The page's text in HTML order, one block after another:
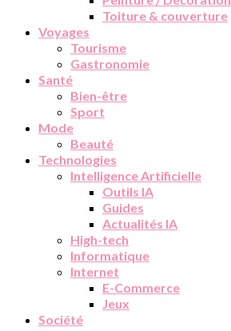
Toiture & couverture
Voyages
Tourisme
Gastronomie
Santé
Bien-être
Sport
Mode
Beauté
Technologies
Intelligence Artificielle
Outils IA
Guides
Actualités IA
High-tech
Informatique
Internet
E-Commerce
Jeux
Société